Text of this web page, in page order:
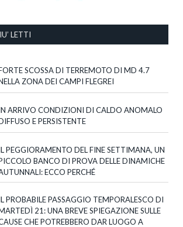
LETTI
SCOSSA DI TERREMOTO DI MD 4.7
ZONA DEI CAMPI FLEGREI
ARRIVO CONDIZIONI DI CALDO ANOMALO
E PERSISTENTE
PEGGIORAMENTO DEL FINE SETTIMANA, UN
BANCO DI PROVA DELLE DINAMICHE
ECCO PERCHÉ
PROBABILE PASSAGGIO TEMPORALESCO DI
21: UNA BREVE SPIEGAZIONE SULLE
CHE POTREBBERO DAR LUOGO A